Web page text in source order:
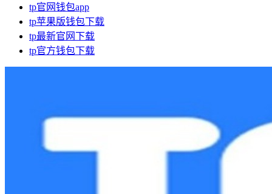
tp官网钱包app
tp苹果版钱包下载
tp最新官网下载
tp官方钱包下载